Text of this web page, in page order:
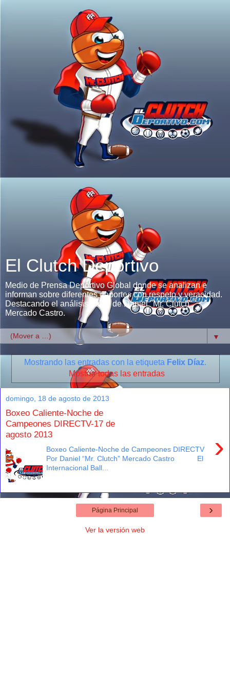
El Clutch Deportivo
Medio de Prensa Deportivo Global donde se analizan e
informan sobre diferentes deportes con respeto y veracidad.
Destacando el análisis único de Daniel "Mr. Clutch"
Mercado Castro.
▼
Mostrando las entradas con la etiqueta Felix Díaz.
Mostrar todas las entradas
domingo, 18 de agosto de 2013
Boxeo Caliente-Noche de
Campeones DIRECTV-17 de
agosto 2013
›
Boxeo Caliente-Noche de Campeones DIRECTV
Por Daniel “Mr. Clutch” Mercado Castro El
Internacional Ball...
›
Página Principal
Ver la versión web